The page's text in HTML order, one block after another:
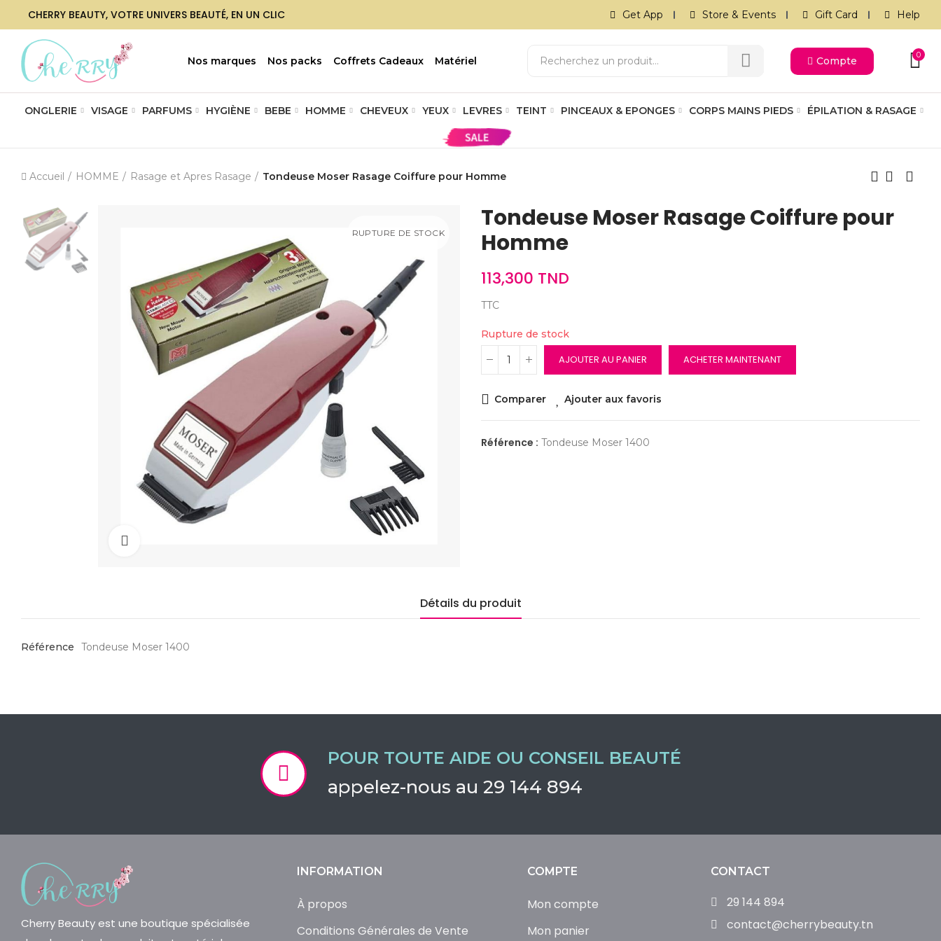
CHERRY BEAUTY, VOTRE UNIVERS BEAUTÉ, EN UN CLIC Get App Store & Events Gift Card Help
Nos marques Nos packs Coffrets Cadeaux Matériel Compte
0
ONGLERIE VISAGE PARFUMS HYGIÈNE BEBE HOMME CHEVEUX YEUX LEVRES TEINT PINCEAUX & EPONGES CORPS MAINS PIEDS ÉPILATION & RASAGE
Accueil HOMME Rasage et Apres Rasage Tondeuse Moser Rasage Coiffure pour Homme
RUPTURE DE STOCK
Tondeuse Moser Rasage Coiffure pour
Homme
113,300 TND
TTC
Rupture de stock
AJOUTER AU PANIER ACHETER MAINTENANT
Comparer Ajouter aux favoris
Référence : Tondeuse Moser 1400
Détails du produit
Référence Tondeuse Moser 1400
POUR TOUTE AIDE OU CONSEIL BEAUTÉ
appelez-nous au 29 144 894
Cherry Beauty est une boutique spécialisée
INFORMATION
À propos
Conditions Générales de Vente
COMPTE
Mon compte
Mon panier
CONTACT
29 144 894
contact@cherrybeauty.tn